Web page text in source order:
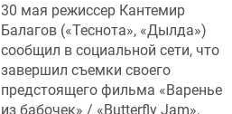
30 мая режиссер Кантемир
Балагов («Теснота», «Дылда»)
сообщил в социальной сети, что
завершил съемки своего
предстоящего фильма «Варенье
из бабочек» / «Butterfly Jam»,